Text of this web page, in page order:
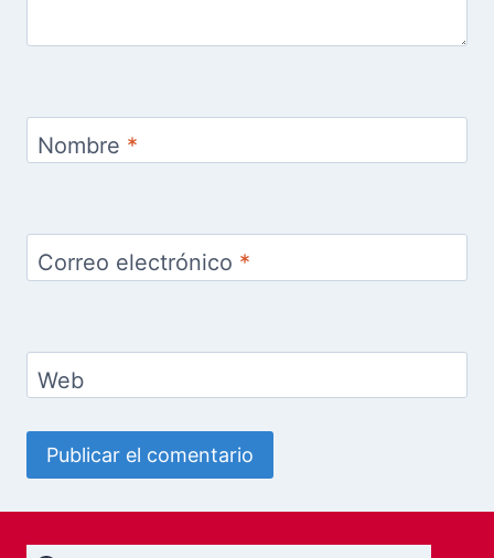
Nombre *
Correo electrónico *
Web